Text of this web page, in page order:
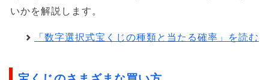
いかを解説します。
「数字選択式宝くじの種類と当たる確率」を読む